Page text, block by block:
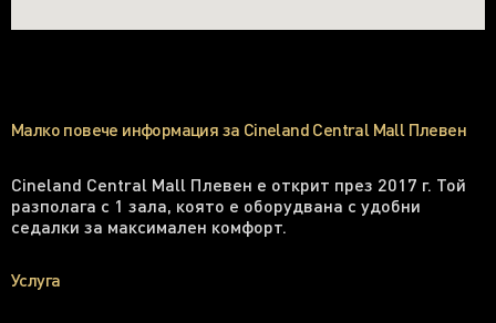
Малко повече информация за Cineland Central Mall Плевен
Cineland Central Mall Плевен е открит през 2017 г. Той
разполага с 1 зала, която е оборудвана с удобни
седалки за максимален комфорт.
Услуга